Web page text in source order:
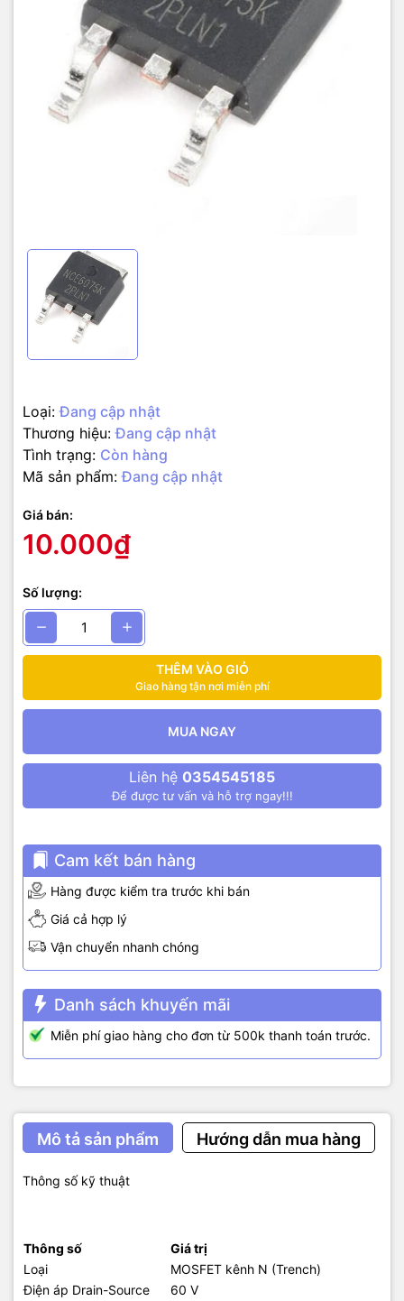
Loại: Đang cập nhật
Thương hiệu: Đang cập nhật
Tình trạng: Còn hàng
Mã sản phẩm: Đang cập nhật
Giá bán:
10.000₫
Số lượng:
THÊM VÀO GIỎ
Giao hàng tận nơi miễn phí
MUA NGAY
Liên hệ 0354545185
Để được tư vấn và hỗ trợ ngay!!!
Cam kết bán hàng
Hàng được kiểm tra trước khi bán
Giá cả hợp lý
Vận chuyển nhanh chóng
Danh sách khuyến mãi
Miễn phí giao hàng cho đơn từ 500k thanh toán trước.
Mô tả sản phẩm Hướng dẫn mua hàng
Thông số kỹ thuật
Thông số
Giá trị
Loại
MOSFET kênh N (Trench)
Điện áp Drain-Source
60 V
Nhiệt độ hoạt động –55°C đến +175°C
TO-252 (DPAK)